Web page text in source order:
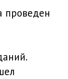
проведен